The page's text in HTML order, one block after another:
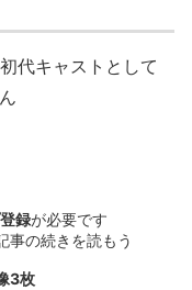
代キャストとして
録が必要です
事の続きを読もう
3枚